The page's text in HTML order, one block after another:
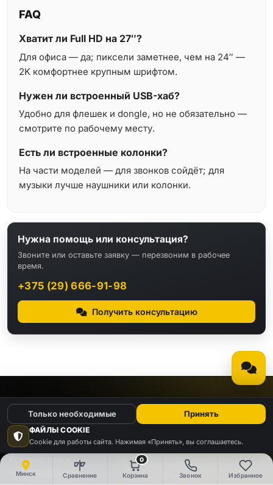
Минск Сравнение
0
Корзина Звонок Избранное
FAQ
Хватит ли Full HD на 27″?
Для офиса — да; пиксели заметнее, чем на 24″ —
2K комфортнее крупным шрифтом.
Нужен ли встроенный USB-хаб?
Удобно для флешек и dongle, но не обязательно —
смотрите по рабочему месту.
Есть ли встроенные колонки?
На части моделей — для звонков сойдёт; для
музыки лучше наушники или колонки.
Нужна помощь или консультация?
Звоните или оставьте заявку — перезвоним в рабочее
время.
+375 (29) 666-91-98
Получить консультацию
КАТАЛОГ
Видео Аудио
Компьютеры и
комплектующие
Электроника
ФАЙЛЫ COOKIE
Cookie для работы сайта. Нажимая «Принять», вы соглашаетесь.
Только необходимые Принять